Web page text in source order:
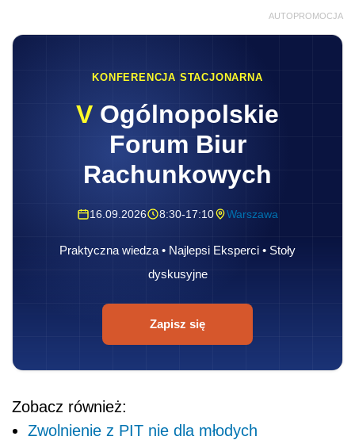
AUTOPROMOCJA
KONFERENCJA STACJONARNA
V Ogólnopolskie
Forum Biur
Rachunkowych
16.09.2026 8:30-17:10 Warszawa
Praktyczna wiedza • Najlepsi Eksperci • Stoły
dyskusyjne
Zapisz się
Zobacz również:
Zwolnienie z PIT nie dla młodych